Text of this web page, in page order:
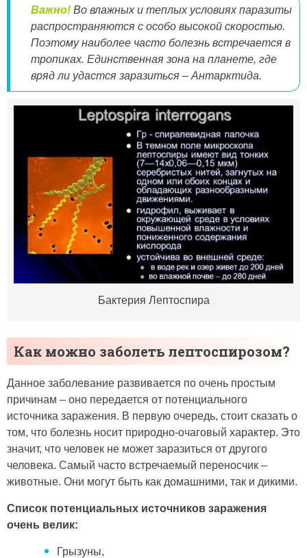
Важно! Во влажных и теплых условиях паразиты
распространяются с особо высокой скоростью.
Поэтому наиболее часто болезнь встречается в
тропиках. Единственная зона на планете, где
вряд ли удастся заразиться – Антарктида.
Бактерия Лептоспира
Как можно заболеть лептоспирозом?
Данное заболевание развивается по очень простым
причинам – оно передается от потенциального
источника заражения. В первую очередь, стоит сказать о
том, что болезнь носит природно-очаговый характер. Это
значит, что человек не может заразиться от другого
человека. Самый часто встречаемый переносчик –
животные. Они могут быть как домашними, так и дикими.
Список потенциальных источников заражения
очень велик:
Грызуны,